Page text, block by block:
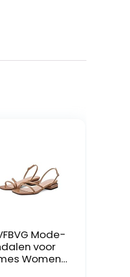
Mode-
voor
Women